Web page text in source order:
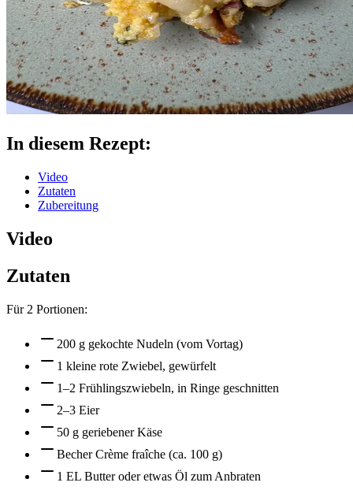
In diesem Rezept:
Video
Zutaten
Zubereitung
Video
Zutaten
Für 2 Portionen:
200 g gekochte Nudeln (vom Vortag)
1 kleine rote Zwiebel, gewürfelt
1–2 Frühlingszwiebeln, in Ringe geschnitten
2–3 Eier
50 g geriebener Käse
Becher Crème fraîche (ca. 100 g)
1 EL Butter oder etwas Öl zum Anbraten